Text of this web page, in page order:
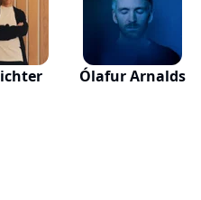
Ólafur Arnalds